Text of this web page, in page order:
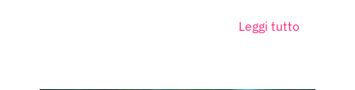
Leggi tutto